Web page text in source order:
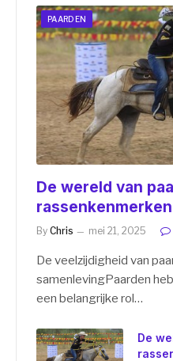
PAARDEN
De wereld van
verbindingen
By Chris mei 21, 2025
De veelzijdigheid van
samenlevingPaarden
een belangrijke rol…
De